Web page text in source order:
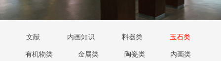
文献 内画知识 料器类 玉石类
有机物类 金属类 陶瓷类 内画类